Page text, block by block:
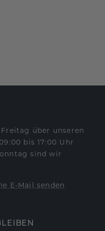
über unseren
bis 17:00 Uhr
sind wir
E-Mail senden